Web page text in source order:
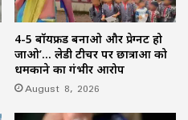
4-5 बॉयफ्रेंड बनाओ और प्रेग्नेंट हो
जाओ’… लेडी टीचर पर छात्राओं को
धमकाने का गंभीर आरोप
August 8, 2026